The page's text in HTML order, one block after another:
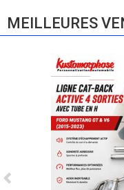
MEILLEURES